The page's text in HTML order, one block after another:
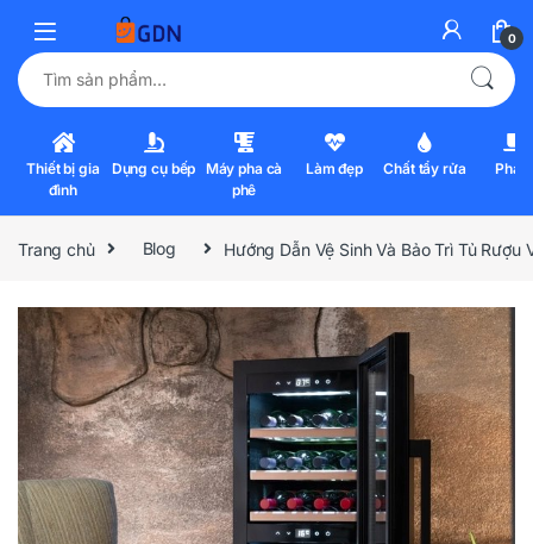
0
Tìm kiếm:
Thiết bị gia
đình
Dụng cụ bếp Máy pha cà
phê
Làm đẹp Chất tẩy rửa Pha
Trang chủ Blog Hướng Dẫn Vệ Sinh Và Bảo Trì Tủ Rượu